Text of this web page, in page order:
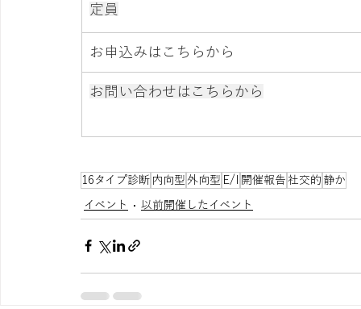
定員
お申込みはこちらから
お問い合わせはこちらから
16タイプ診断 内向型 外向型 E/I 開催報告 社交的 静か
イベント 以前開催したイベント